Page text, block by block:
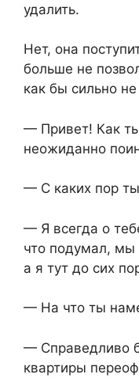
удалить.
Нет, она
больше не
как бы сильно
— Привет! Как
неожиданно
— С каких пор
— Я всегда о
что подумал, мы
а я тут до сих
— На что ты
— Справедливо
квартиры